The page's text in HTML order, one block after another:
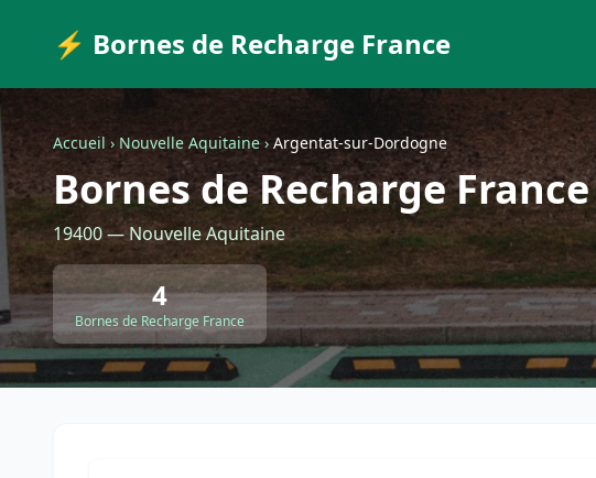
⚡ Bornes de Recharge France
Accueil › Nouvelle Aquitaine › Argentat-sur-Dordogne
Bornes de Recharge
19400 — Nouvelle Aquitaine
4
Bornes de Recharge France